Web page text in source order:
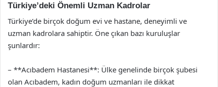
Türkiye’deki Önemli Uzman Kadrolar
Türkiye’de birçok doğum evi ve hastane, deneyimli ve
uzman kadrolara sahiptir. Öne çıkan bazı kuruluşlar
şunlardır:
– **Acıbadem Hastanesi**: Ülke genelinde birçok şubesi
olan Acıbadem, kadın doğum uzmanları ile dikkat